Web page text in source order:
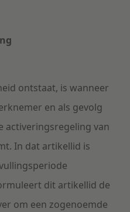
ontstaat, is wanneer
en als gevolg
activeringsregeling van
In dat artikellid is
dit artikellid de
om een zogenoemde